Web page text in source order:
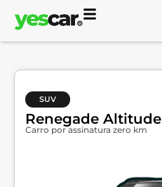
SUV
Renegade Altitude
Carro por assinatura zero km